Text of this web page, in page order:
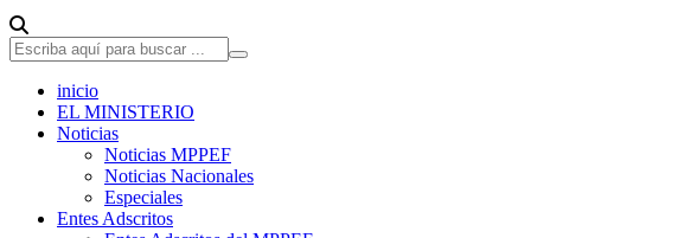
inicio
EL MINISTERIO
Noticias
Noticias MPPEF
Noticias Nacionales
Especiales
Entes Adscritos